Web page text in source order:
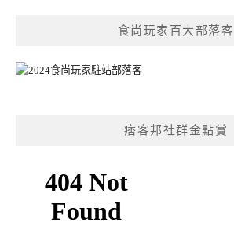
食尚玩家百大部落客
痞客邦社群金點賞